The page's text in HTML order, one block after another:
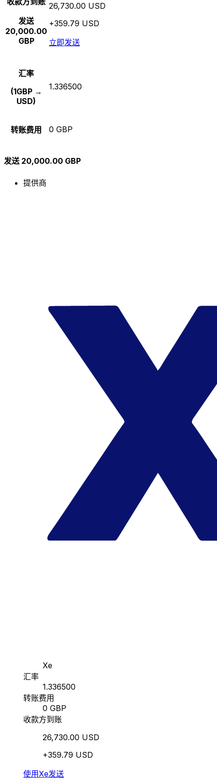
发送
20,000.00
GBP
26,730.00 USD
+359.79 USD
立即发送
汇率
(1GBP →
USD)
1.336500
转账费用 0 GBP
发送 20,000.00 GBP
提供商
Xe
汇率
1.336500
转账费用
0 GBP
收款方到账
26,730.00 USD
+359.79 USD
使用Xe发送